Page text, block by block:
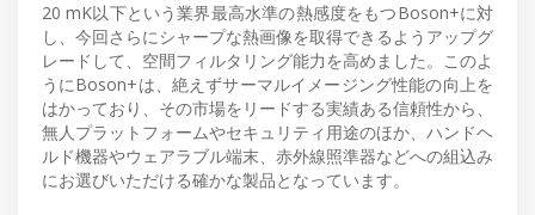
20 mK以下という業界最高水準の熱感度をもつBoson+に対
し、今回さらにシャープな熱画像を取得できるようアップグ
レードして、空間フィルタリング能力を高めました。このよ
うにBoson+は、絶えずサーマルイメージング性能の向上を
はかっており、その市場をリードする実績ある信頼性から、
無人プラットフォームやセキュリティ用途のほか、ハンドヘ
ルド機器やウェアラブル端末、赤外線照準器などへの組込み
にお選びいただける確かな製品となっています。